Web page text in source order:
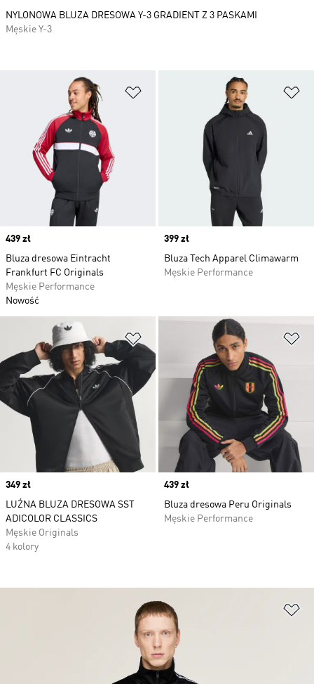
Dodaj do listy życzeń
Price
439 zł
Bluza dresowa Eintracht
Frankfurt FC Originals
Męskie Performance
Nowość
Price
399 zł
Bluza Tech Apparel Climawarm
Męskie Performance
Dodaj do listy życzeń
Price
349 zł
LUŹNA BLUZA DRESOWA SST
ADICOLOR CLASSICS
Męskie Originals
4 kolory
Price
439 zł
Bluza dresowa Peru Originals
Męskie Performance
NYLONOWA BLUZA DRESOWA Y-3 GRADIENT Z 3 PASKAMI
Męskie Y-3